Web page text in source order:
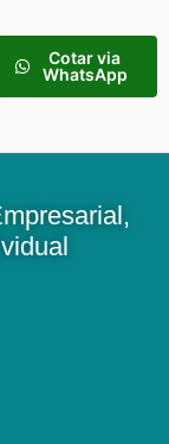
Cotar via
WhatsApp